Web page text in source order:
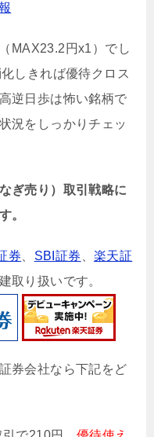
MAX23.2円x1）でし
しきれば優待クロス
逆日歩は怖い銘柄で
況をしっかりチェッ
ぎ売り）取引戦略に
。
券 SBI証券 、楽天証
取り扱いです。
券会社なら下記をど